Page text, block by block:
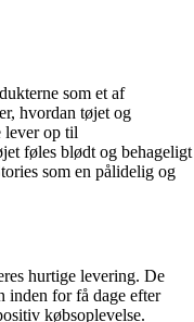
som et af
hvordan tøjet og
lever op til
føles blødt og behageligt
som en pålidelig og
hurtige levering. De
inden for få dage efter
købsoplevelse.